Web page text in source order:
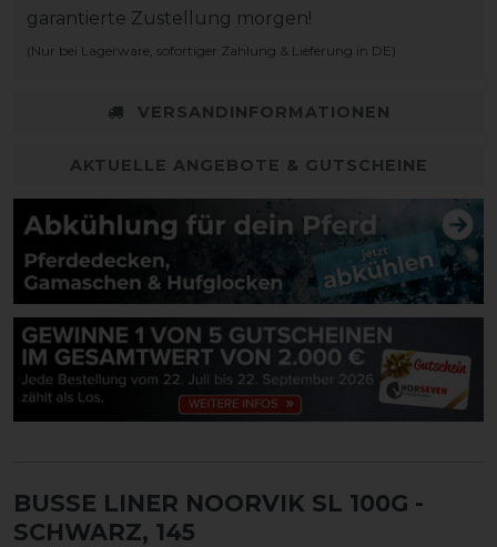
garantierte Zustellung morgen!
(Nur bei Lagerware, sofortiger Zahlung & Lieferung in DE)
VERSANDINFORMATIONEN
AKTUELLE ANGEBOTE & GUTSCHEINE
BUSSE LINER NOORVIK SL 100G -
SCHWARZ, 145